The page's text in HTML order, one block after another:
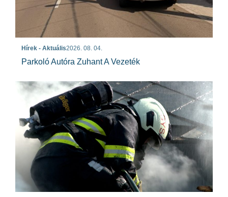
Hírek - Aktuális2026. 08. 04.
Parkoló Autóra Zuhant A Vezeték